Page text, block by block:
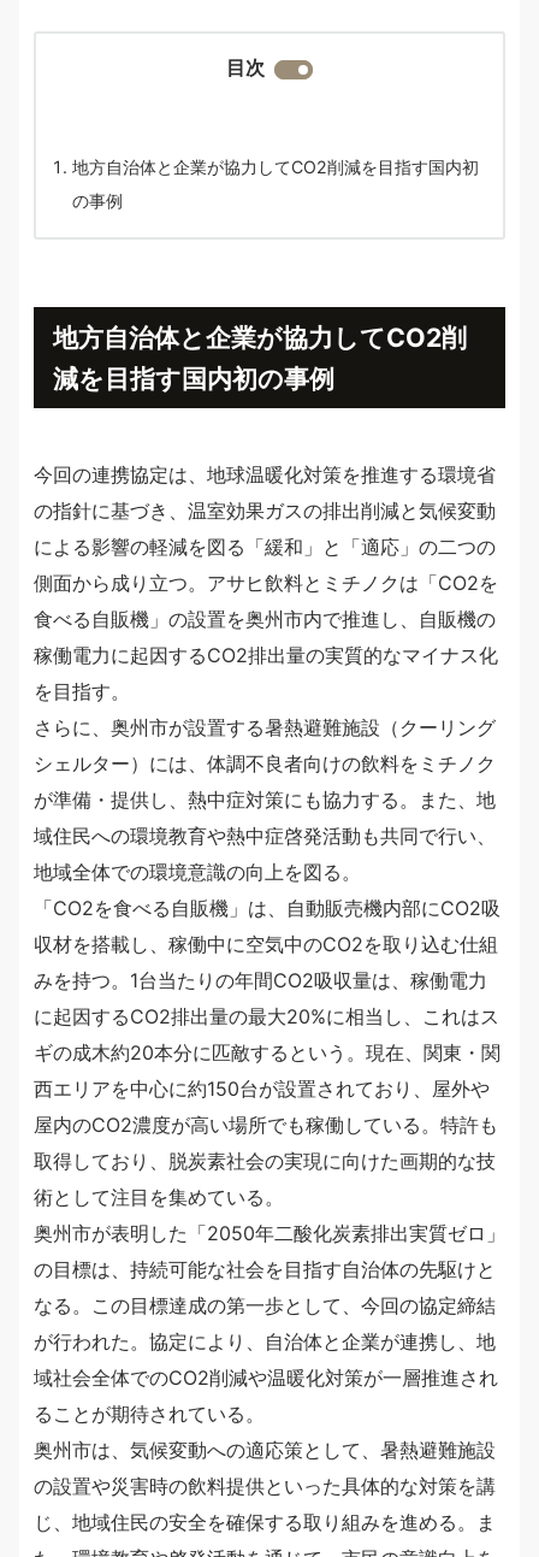
目次
地方自治体と企業が協力してCO2削減を目指す国内初
の事例
地方自治体と企業が協力してCO2削
減を目指す国内初の事例
今回の連携協定は、地球温暖化対策を推進する環境省
の指針に基づき、温室効果ガスの排出削減と気候変動
による影響の軽減を図る「緩和」と「適応」の二つの
側面から成り立つ。アサヒ飲料とミチノクは「CO2を
食べる自販機」の設置を奥州市内で推進し、自販機の
稼働電力に起因するCO2排出量の実質的なマイナス化
を目指す。
さらに、奥州市が設置する暑熱避難施設（クーリング
シェルター）には、体調不良者向けの飲料をミチノク
が準備・提供し、熱中症対策にも協力する。また、地
域住民への環境教育や熱中症啓発活動も共同で行い、
地域全体での環境意識の向上を図る。
「CO2を食べる自販機」は、自動販売機内部にCO2吸
収材を搭載し、稼働中に空気中のCO2を取り込む仕組
みを持つ。1台当たりの年間CO2吸収量は、稼働電力
に起因するCO2排出量の最大20%に相当し、これはス
ギの成木約20本分に匹敵するという。現在、関東・関
西エリアを中心に約150台が設置されており、屋外や
屋内のCO2濃度が高い場所でも稼働している。特許も
取得しており、脱炭素社会の実現に向けた画期的な技
術として注目を集めている。
奥州市が表明した「2050年二酸化炭素排出実質ゼロ」
の目標は、持続可能な社会を目指す自治体の先駆けと
なる。この目標達成の第一歩として、今回の協定締結
が行われた。協定により、自治体と企業が連携し、地
域社会全体でのCO2削減や温暖化対策が一層推進され
ることが期待されている。
奥州市は、気候変動への適応策として、暑熱避難施設
の設置や災害時の飲料提供といった具体的な対策を講
じ、地域住民の安全を確保する取り組みを進める。ま